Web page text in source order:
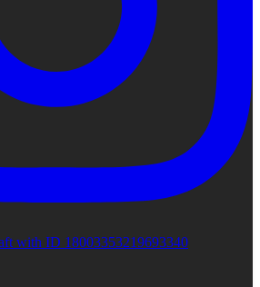
with ID 18003353219693340